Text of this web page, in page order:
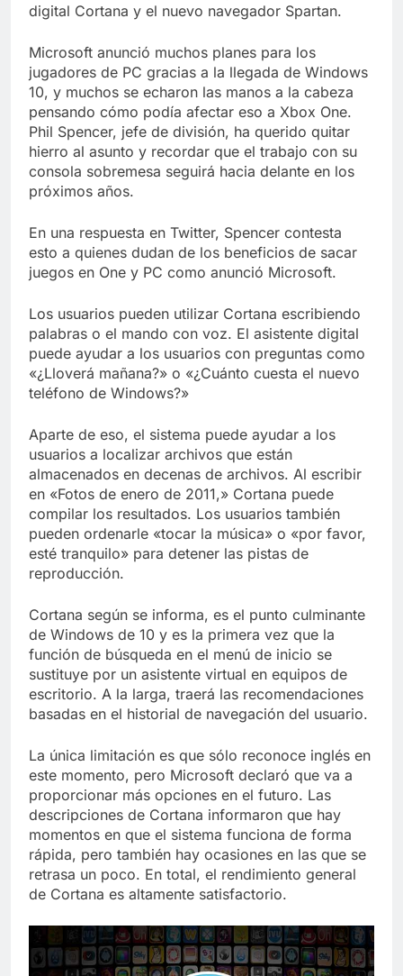
Libre
Crucero en México te
paranormales con
binoculares de visión
nocturna y reuniones de
secuestrados
7 Años Atrás
La Inteligencia Artificial
deepfake de Samsung
fabrica un clip de
movimiento desde una
sola foto
7 Años Atrás
digital Cortana y el nuevo navegador Spartan.
Microsoft anunció muchos planes para los
jugadores de PC gracias a la llegada de Windows
10, y muchos se echaron las manos a la cabeza
pensando cómo podía afectar eso a Xbox One.
Phil Spencer, jefe de división, ha querido quitar
hierro al asunto y recordar que el trabajo con su
consola sobremesa seguirá hacia delante en los
próximos años.
En una respuesta en Twitter, Spencer contesta
esto a quienes dudan de los beneficios de sacar
juegos en One y PC como anunció Microsoft.
Los usuarios pueden utilizar Cortana escribiendo
palabras o el mando con voz. El asistente digital
puede ayudar a los usuarios con preguntas como
«¿Lloverá mañana?» o «¿Cuánto cuesta el nuevo
teléfono de Windows?»
Aparte de eso, el sistema puede ayudar a los
usuarios a localizar archivos que están
almacenados en decenas de archivos. Al escribir
en «Fotos de enero de 2011,» Cortana puede
compilar los resultados. Los usuarios también
pueden ordenarle «tocar la música» o «por favor,
esté tranquilo» para detener las pistas de
reproducción.
Cortana según se informa, es el punto culminante
de Windows de 10 y es la primera vez que la
función de búsqueda en el menú de inicio se
sustituye por un asistente virtual en equipos de
escritorio. A la larga, traerá las recomendaciones
basadas en el historial de navegación del usuario.
La única limitación es que sólo reconoce inglés en
este momento, pero Microsoft declaró que va a
proporcionar más opciones en el futuro. Las
descripciones de Cortana informaron que hay
momentos en que el sistema funciona de forma
rápida, pero también hay ocasiones en las que se
retrasa un poco. En total, el rendimiento general
de Cortana es altamente satisfactorio.